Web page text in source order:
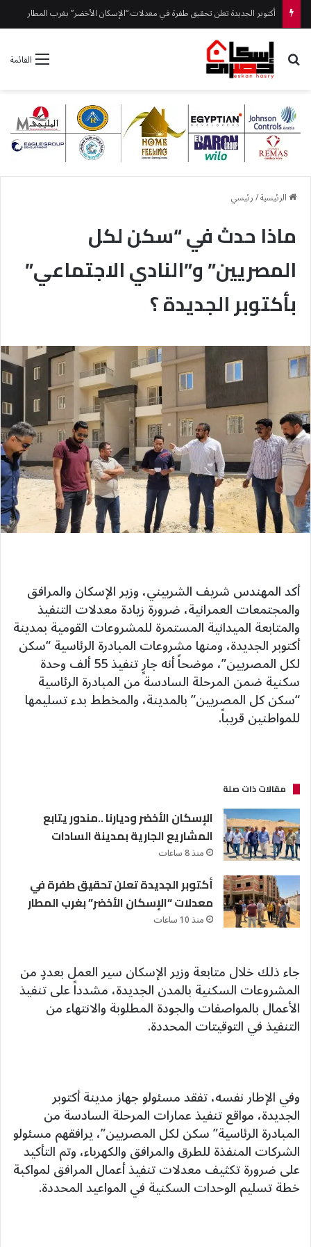
القائمة بحث عن
الرئيسية/رئيسي
ماذا حدث في “سكن لكل
المصريين” و”النادي الاجتماعي”
بأكتوبر الجديدة ؟
أكد المهندس شريف الشربيني، وزير الإسكان والمرافق
والمجتمعات العمرانية، ضرورة زيادة معدلات التنفيذ
والمتابعة الميدانية المستمرة للمشروعات القومية بمدينة
أكتوبر الجديدة، ومنها مشروعات المبادرة الرئاسية “سكن
لكل المصريين”، موضحاً أنه جارٍ تنفيذ 55 ألف وحدة
سكنية ضمن المرحلة السادسة من المبادرة الرئاسية
“سكن كل المصريين” بالمدينة، والمخطط بدء تسليمها
للمواطنين قريباً.
مقالات ذات صلة
الإسكان الأخضر وديارنا ..مندور يتابع
المشاريع الجارية بمدينة السادات
منذ 8 ساعات
أكتوبر الجديدة تعلن تحقيق طفرة في
معدلات “الإسكان الأخضر” بغرب المطار
منذ 10 ساعات
جاء ذلك خلال متابعة وزير الإسكان سير العمل بعددٍ من
المشروعات السكنية بالمدن الجديدة، مشدداً على تنفيذ
الأعمال بالمواصفات والجودة المطلوبة والانتهاء من
التنفيذ في التوقيتات المحددة.
وفي الإطار نفسه، تفقد مسئولو جهاز مدينة أكتوبر
الجديدة، مواقع تنفيذ عمارات المرحلة السادسة من
المبادرة الرئاسية” سكن لكل المصريين”، يرافقهم مسئولو
الشركات المنفذة للطرق والمرافق والكهرباء، وتم التأكيد
على ضرورة تكثيف معدلات تنفيذ أعمال المرافق لمواكبة
خطة تسليم الوحدات السكنية في المواعيد المحددة.